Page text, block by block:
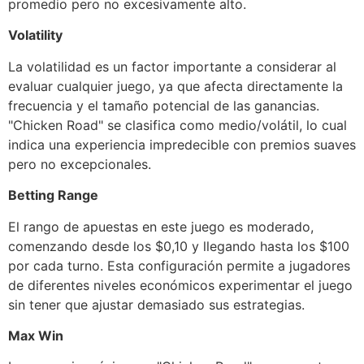
promedio pero no excesivamente alto.
Volatility
La volatilidad es un factor importante a considerar al
evaluar cualquier juego, ya que afecta directamente la
frecuencia y el tamaño potencial de las ganancias.
"Chicken Road" se clasifica como medio/volátil, lo cual
indica una experiencia impredecible con premios suaves
pero no excepcionales.
Betting Range
El rango de apuestas en este juego es moderado,
comenzando desde los $0,10 y llegando hasta los $100
por cada turno. Esta configuración permite a jugadores
de diferentes niveles económicos experimentar el juego
sin tener que ajustar demasiado sus estrategias.
Max Win